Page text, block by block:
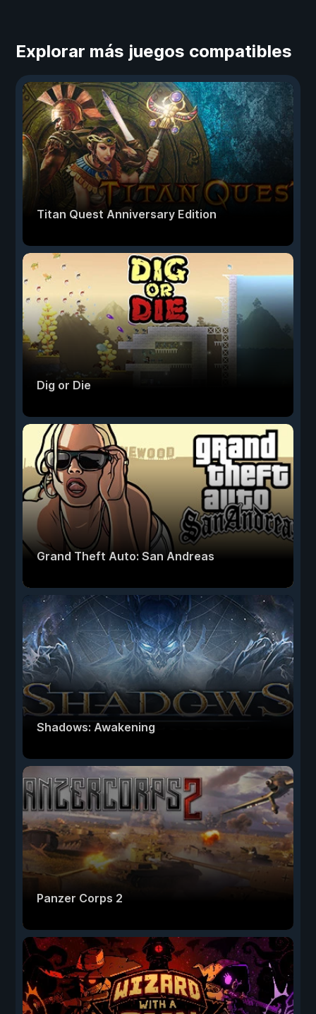
Explorar más juegos compatibles
Titan Quest Anniversary Edition
Dig or Die
Grand Theft Auto: San Andreas
Shadows: Awakening
Panzer Corps 2